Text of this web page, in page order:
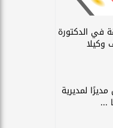
في الدكتورة
لمديرية
...